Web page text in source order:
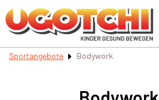
Sportangebote Bodywork